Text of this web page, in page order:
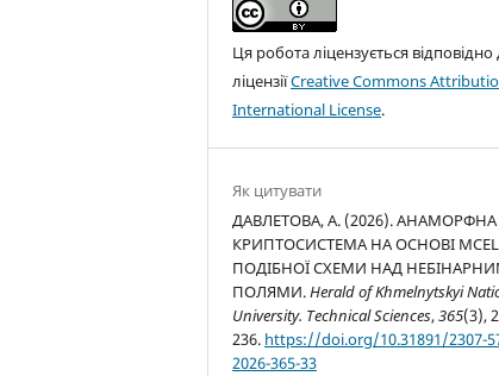
Ця робота ліцензується відповідно
ліцензіїCreative Commons
International License.
Як цитувати
ДАВЛЕТОВА, А. (2026). АНАМОРФНА
КРИПТОСИСТЕМА НА ОСНОВІ
ПОДІБНОЇ СХЕМИ НАД
ПОЛЯМИ.Herald of Khmelnytskyi
University. Technical Sciences,365(3),
236. https://doi.org/10.31891/2307-
2026-365-33